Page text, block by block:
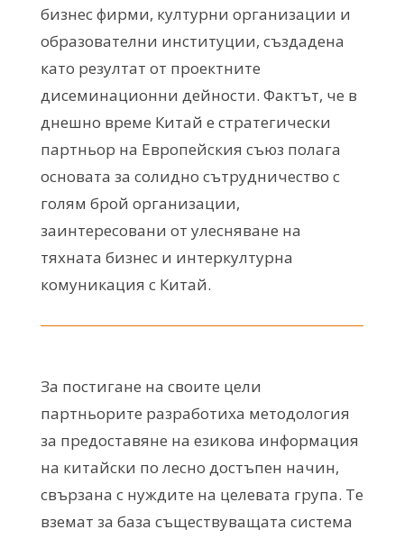
бизнес фирми, културни организации и
образователни институции, създадена
като резултат от проектните
дисеминационни дейности. Фактът, че в
днешно време Китай е стратегически
партньор на Европейския съюз полага
основата за солидно сътрудничество с
голям брой организации,
заинтересовани от улесняване на
тяхната бизнес и интеркултурна
комуникация с Китай.
За постигане на своите цели
партньорите разработиха методология
за предоставяне на езикова информация
на китайски по лесно достъпен начин,
свързана с нуждите на целевата група. Те
вземат за база съществуващата система